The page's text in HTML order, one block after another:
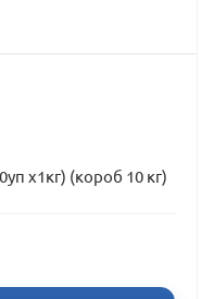
х1кг) (короб 10 кг)